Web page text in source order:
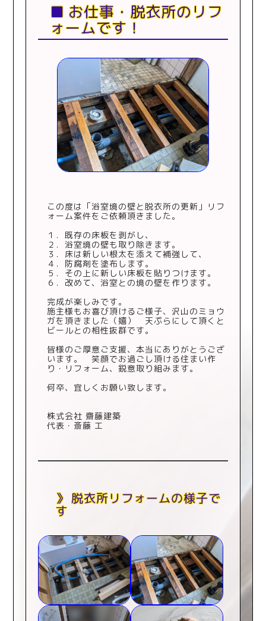
お仕事・脱衣所のリフ
ォームです！
この度は「浴室境の壁と脱衣所の更新」リフ
ォーム案件をご依頼頂きました。
１．既存の床板を剥がし、
２．浴室境の壁も取り除きます。
３．床は新しい根太を添えて補強して、
４．防腐剤を塗布します。
５．その上に新しい床板を貼りつけます。
６．改めて、浴室との境の壁を作ります。
完成が楽しみです。
施主様もお喜び頂けるご様子、沢山のミョウ
ガを頂きました（嬉） 天ぷらにして頂くと
ビールとの相性抜群です。
皆様のご厚意ご支援、本当にありがとうござ
います。 笑顔でお過ごし頂ける住まい作
り・リフォーム、鋭意取り組みます。
何卒、宜しくお願い致します。
株式会社 齋藤建築
代表・斎藤 工
脱衣所リフォームの様子で
す